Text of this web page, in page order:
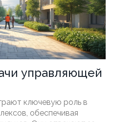
управляющей
ключевую роль в
обеспечивая